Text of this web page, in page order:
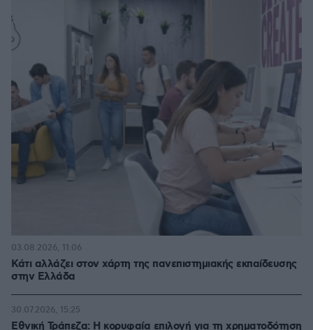
Κάτι αλλάζει στον χάρτη της πανεπιστημιακής εκπαίδευσης
στην Ελλάδα
03.08.2026, 11:06
Εθνική Τράπεζα: Η κορυφαία επιλογή για τη χρηματοδότηση
30.07.2026, 15:25